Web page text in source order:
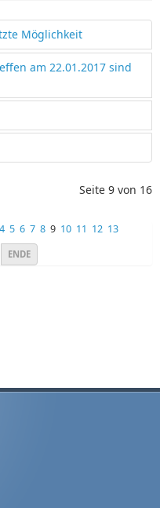
Möglichkeit
am 22.01.2017 sind
Seite 9 von 16
4 5 6 7 8 9 10 11 12 13
ENDE